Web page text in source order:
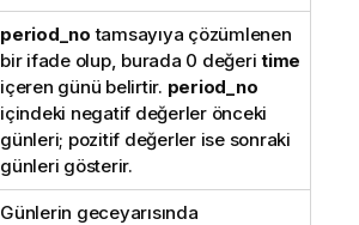
period_no tamsayıya çözümlenen
bir ifade olup, burada 0 değeri time
içeren günü belirtir. period_no
içindeki negatif değerler önceki
günleri; pozitif değerler ise sonraki
günleri gösterir.
Günlerin geceyarısında